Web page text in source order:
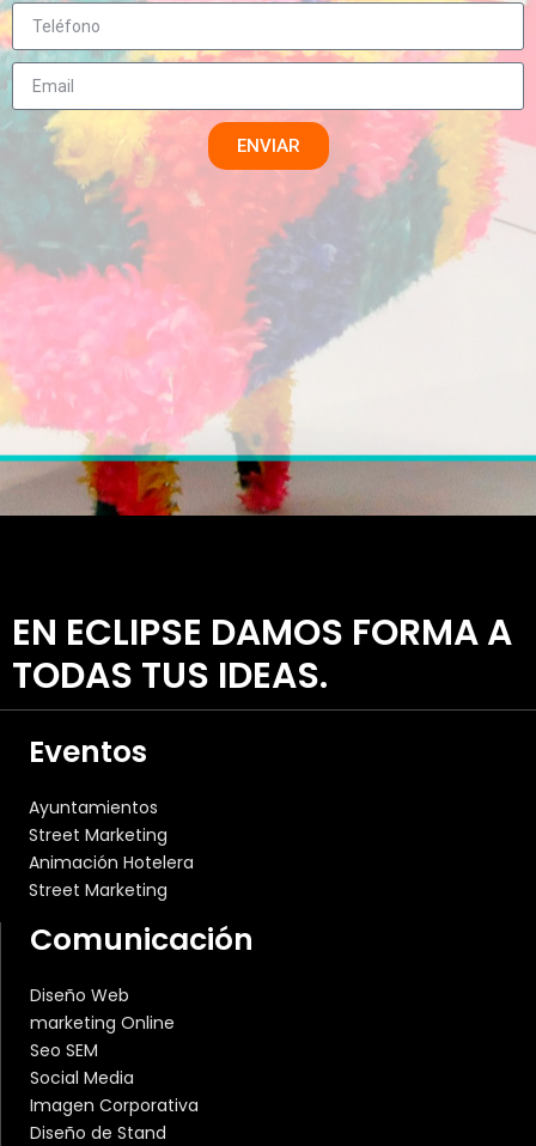
ENVIAR
EN ECLIPSE DAMOS FORMA A
TODAS TUS IDEAS.
Eventos
Ayuntamientos
Street Marketing
Animación Hotelera
Street Marketing
Comunicación
Diseño Web
marketing Online
Seo SEM
Social Media
Imagen Corporativa
Diseño de Stand